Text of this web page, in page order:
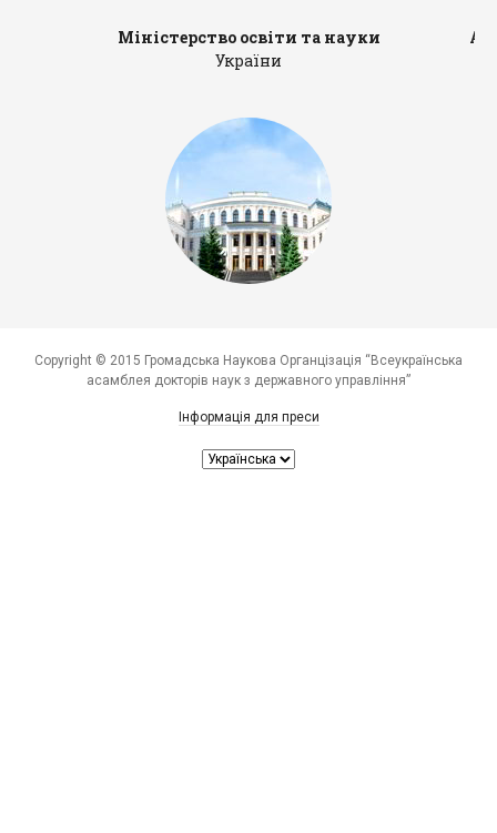
Міністерство освіти та науки
України
Copyright © 2015 Громадська Наукова Органцізація “Всеукраїнська
асамблея докторів наук з державного управління”
Інформація для преси